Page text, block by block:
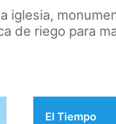
iglesia,
de riego para
El Tiempo